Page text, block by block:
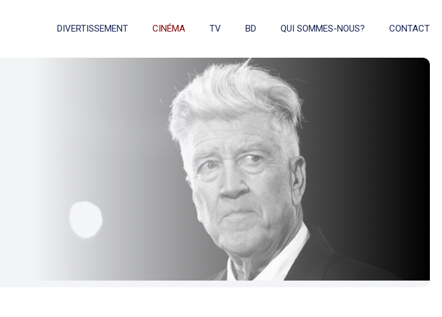
DIVERTISSEMENT CINÉMA TV BD QUI SOMMES-NOUS? CONTACT